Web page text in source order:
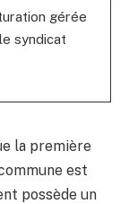
gérée
syndicat
la première
est
possède un